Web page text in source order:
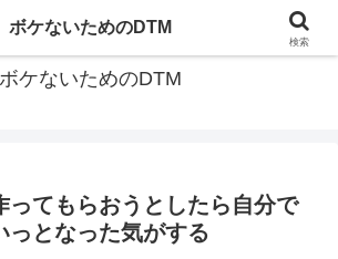
続ける音楽制作のあれこれや昔ばなし
ボケないためのDTM
ってもらおうとしたら自分で
っとなった気がする
ボケないためのDTM
検索